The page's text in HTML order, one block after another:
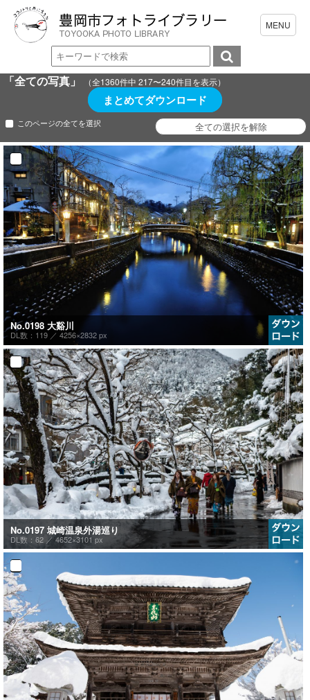
「全ての写真」 （全1360件中 217〜240件目を表示）
まとめてダウンロード
このページの全てを選択
No.0198 大谿川
DL数：119 ／ 4256×2832 px
No.0197 城崎温泉外湯巡り
DL数：62 ／ 4652×3101 px